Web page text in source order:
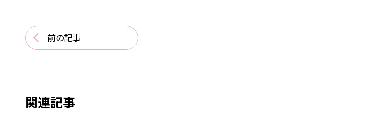
前の記事
関連記事